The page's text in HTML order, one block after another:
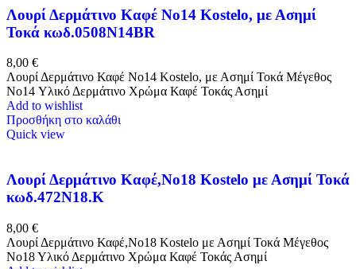
Λουρί Δερμάτινο Καφέ Nο14 Kostelo, με Ασημί
Τοκά κωδ.0508N14BR
8,00 €
Λουρί Δερμάτινο Καφέ Nο14 Kostelo, με Ασημί Τοκά Μέγεθος
Νo14 Υλικό Δερμάτινο Χρώμα Καφέ Τοκάς Ασημί
Add to wishlist
Προσθήκη στο καλάθι
Quick view
Λουρί Δερμάτινο Καφέ,No18 Kostelo με Ασημί Τοκά
κωδ.472Ν18.Κ
8,00 €
Λουρί Δερμάτινο Καφέ,No18 Kostelo με Ασημί Τοκά Μέγεθος
Νο18 Υλικό Δερμάτινο Χρώμα Καφέ Τοκάς Ασημί